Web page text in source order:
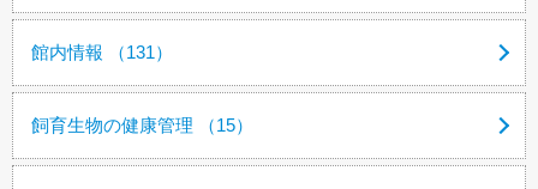
館内情報 （131）
飼育生物の健康管理 （15）